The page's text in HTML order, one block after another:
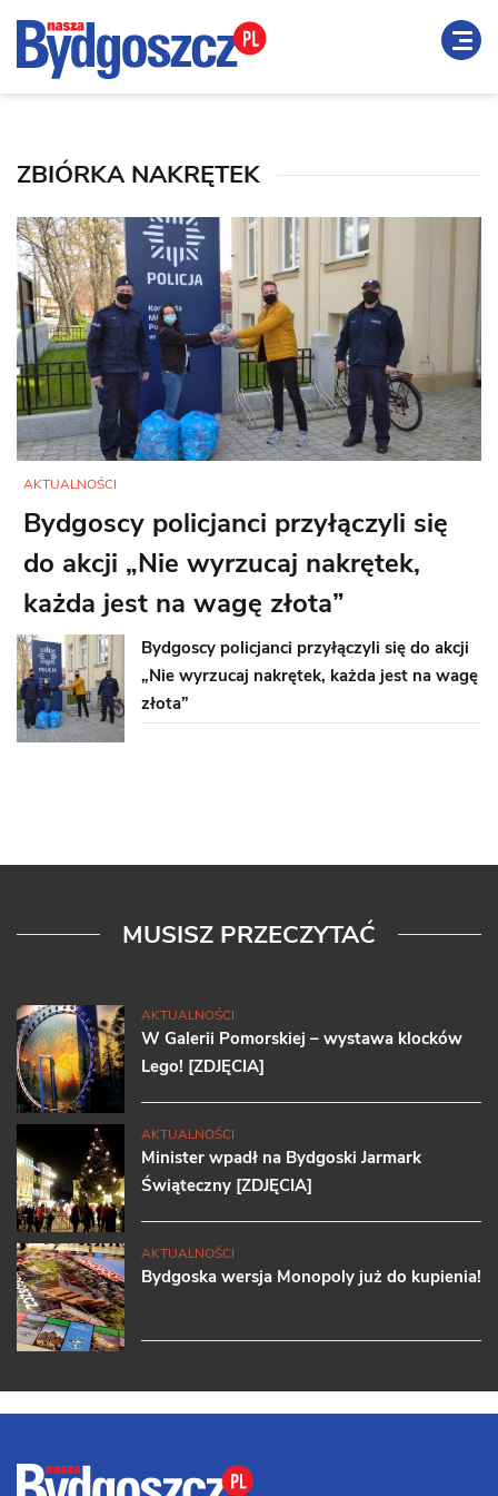
ZBIÓRKA NAKRĘTEK
AKTUALNOŚCI
Bydgoscy policjanci przyłączyli się
do akcji „Nie wyrzucaj nakrętek,
każda jest na wagę złota”
Bydgoscy policjanci przyłączyli się do akcji
„Nie wyrzucaj nakrętek, każda jest na wagę
złota”
MUSISZ PRZECZYTAĆ
AKTUALNOŚCI
W Galerii Pomorskiej – wystawa klocków
Lego! [ZDJĘCIA]
AKTUALNOŚCI
Minister wpadł na Bydgoski Jarmark
Świąteczny [ZDJĘCIA]
AKTUALNOŚCI
Bydgoska wersja Monopoly już do kupienia!